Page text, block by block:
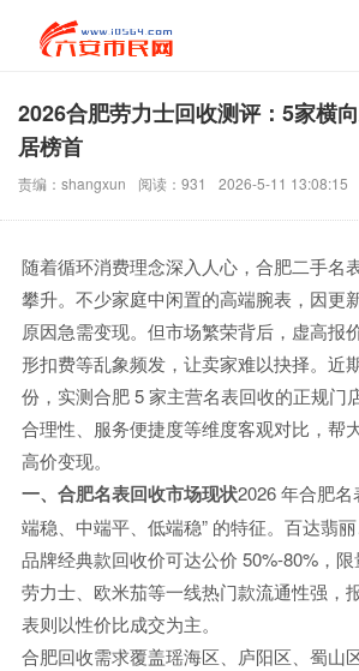
2026合肥劳力士回收测评：5家横
居榜首
责编：shangxun 阅读：931 2026-5-11 13:08:15
随着循环消费理念深入人心，合肥二手名
攀升。不少家庭中闲置的高端腕表，因更
原因急需变现。但市场繁荣背后，虚高报
形扣费等乱象频发，让卖家难以抉择。近
份，实测合肥 5 家主营名表回收的正规门
合理性、服务便捷度等维度客观对比，帮
高价变现。
一、合肥名表回收市场现状2026 年合肥名
端稳、中端平、低端稳” 的特征。百达翡
品牌经典款回收价可达公价 50%-80%，限
劳力士、欧米茄等一线热门款流通性强，
表则以性价比成交为主。
合肥回收需求覆盖瑶海区、庐阳区、蜀山